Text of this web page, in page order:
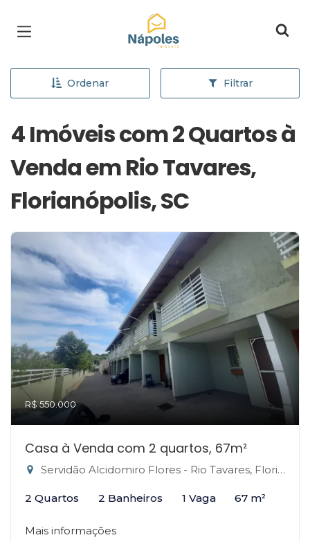
Página inicial
Ordenar Filtrar
4 Imóveis com 2 Quartos à
Venda em Rio Tavares,
Florianópolis, SC
R$ 550.000
Casa à Venda com 2 quartos, 67m²
Servidão Alcidomiro Flores - Rio Tavares, Florianópolis-SC
2 Quartos 2 Banheiros 1 Vaga 67 m²
Mais informações